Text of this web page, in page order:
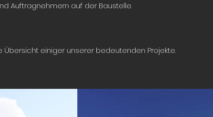
Auftragnehmern auf der Baustelle.
einiger unserer bedeutenden Projekte.